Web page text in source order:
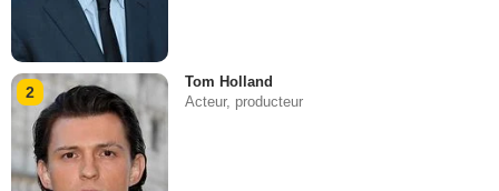
2
Tom Holland
Acteur, producteur